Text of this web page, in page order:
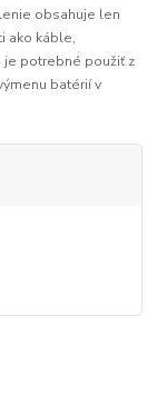
obsahuje len
ako káble,
je potrebné použiť z
batérií v